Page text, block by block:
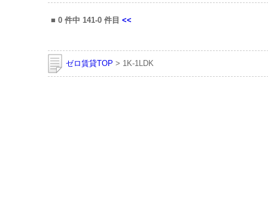
■ 0 件中 141-0 件目 <<
ゼロ賃貸TOP > 1K-1LDK